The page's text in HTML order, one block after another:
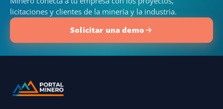
licitaciones y clientes de la minería y la industria.
Solicitar una demo